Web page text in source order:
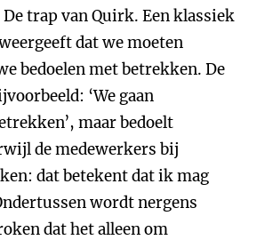
trap van Quirk. Een klassiek
dat we moeten
bedoelen met betrekken. De
‘We gaan
maar bedoelt
de medewerkers bij
dat betekent dat ik mag
wordt nergens
dat het alleen om